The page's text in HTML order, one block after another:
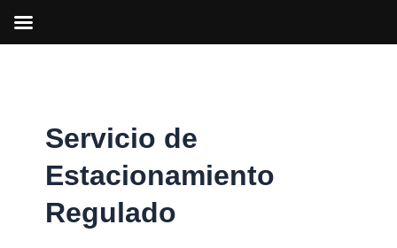
Servicio de
Estacionamiento
Regulado